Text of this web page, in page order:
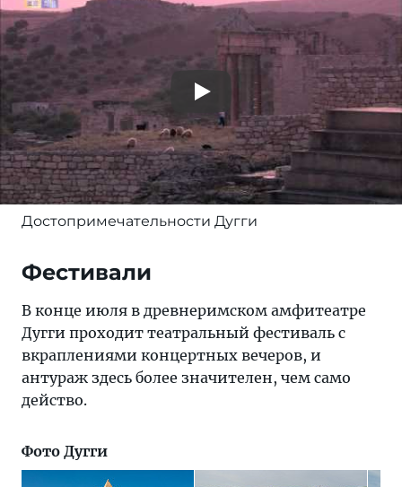
Достопримечательности Дугги
Фестивали
В конце июля в древнеримском амфитеатре
Дугги проходит театральный фестиваль с
вкраплениями концертных вечеров, и
антураж здесь более значителен, чем само
действо.
Фото Дугги